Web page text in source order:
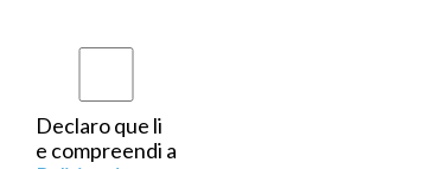
Declaro que li
e compreendi a
primeiro
banco do
país a
operar